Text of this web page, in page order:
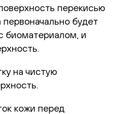
перекисью
первоначально будет
биоматериалом, и
на чистую
кожи перед